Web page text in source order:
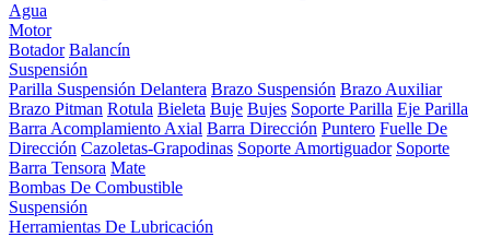
Agua
Motor
Botador Balancín
Suspensión
Parilla Suspensión Delantera Brazo Suspensión Brazo Auxiliar
Brazo Pitman Rotula Bieleta Buje Bujes Soporte Parilla Eje Parilla
Barra Acomplamiento Axial Barra Dirección Puntero Fuelle De
Dirección Cazoletas-Grapodinas Soporte Amortiguador Soporte
Barra Tensora Mate
Bombas De Combustible
Suspensión
Herramientas De Lubricación